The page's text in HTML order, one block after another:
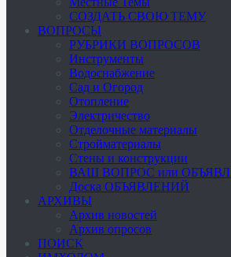
СОЗДАТЬ СВОЮ ТЕМУ
ВОПРОСЫ
РУБРИКИ ВОПРОСОВ
Инструменты
Водоснабжение
Сад и Огород
Отопление
Электричество
Отделочные материалы
Стройматериалы
Стены и конструкции
ВАШ ВОПРОС или
Доска ОБЪЯВЛЕНИЙ
АРХИВЫ
Архив новостей
Архив опросов
ПОИСК